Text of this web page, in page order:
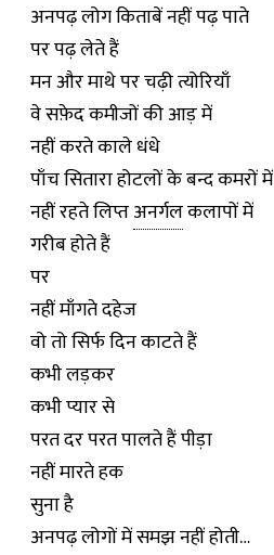
अनपढ़ लोग किताबें नहीं पढ़ पाते
पर पढ़ लेते हैं
मन और माथे पर चढ़ी त्योरियाँ
वे सफ़ेद कमीजों की आड़ में
नहीं करते काले धंधे
पाँच सितारा होटलों के बन्द कमरों में
नहीं रहते लिप्तअनर्गलकलापों में
गरीब होते हैं
पर
नहीं माँगते दहेज
वो तो सिर्फ दिन काटते हैं
कभी लड़कर
कभी प्यार से
परत दर परत पालते हैं पीड़ा
नहीं मारते हक
सुना है
अनपढ़ लोगों में समझ नहीं होती…